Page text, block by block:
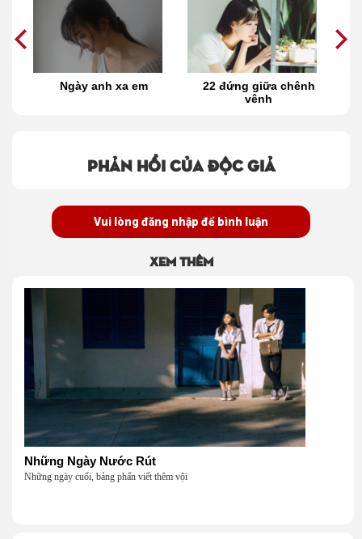
Ngày anh xa em
22 đứng giữa chênh
vênh
Phản hồi của độc giả
Vui lòng đăng nhập để bình luận
Xem thêm
Những Ngày Nước Rút
Những ngày cuối, bảng phấn viết thêm vội